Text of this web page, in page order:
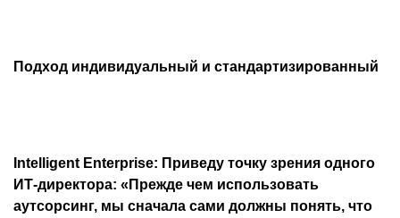
Подход индивидуальный и стандартизированный
Intelligent Enterprise: Приведу точку зрения одного
ИТ-директора: «Прежде чем использовать
аутсорсинг, мы сначала сами должны понять, что